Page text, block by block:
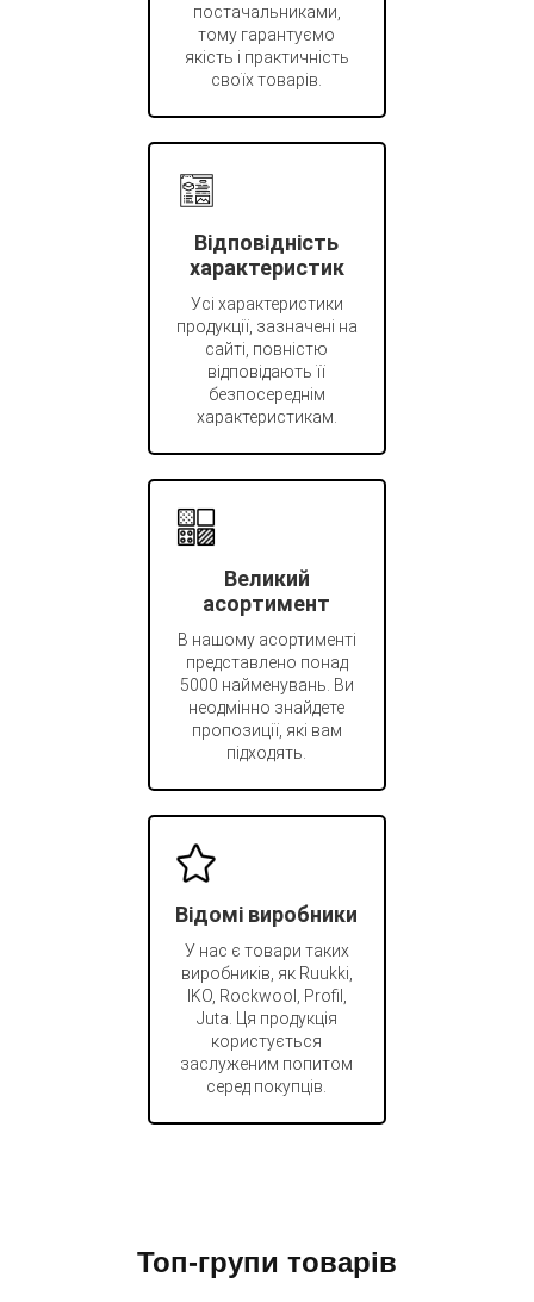
постачальниками,
тому гарантуємо
якість і практичність
своїх товарів.
Відповідність
характеристик
Усі характеристики
продукції, зазначені на
сайті, повністю
відповідають її
безпосереднім
характеристикам.
Великий
асортимент
В нашому асортименті
представлено понад
5000 найменувань. Ви
неодмінно знайдете
пропозиції, які вам
підходять.
Відомі виробники
У нас є товари таких
виробників, як Ruukki,
IKO, Rockwool, Profil,
Juta. Ця продукція
користується
заслуженим попитом
серед покупців.
Топ-групи товарів